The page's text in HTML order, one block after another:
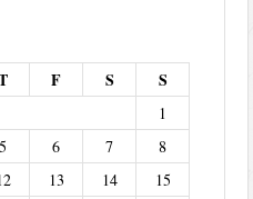
F S S
1
5 6 7
8
13 14
15